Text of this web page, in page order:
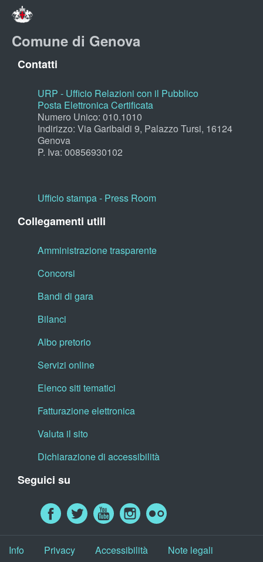
Comune di Genova
Contatti
URP - Ufficio Relazioni con il Pubblico
Posta Elettronica Certificata
Numero Unico: 010.1010
Indirizzo: Via Garibaldi 9, Palazzo Tursi, 16124
Genova
P. Iva: 00856930102
Ufficio stampa - Press Room
Collegamenti utili
Amministrazione trasparente
Concorsi
Bandi di gara
Bilanci
Albo pretorio
Servizi online
Elenco siti tematici
Fatturazione elettronica
Valuta il sito
Dichiarazione di accessibilità
Seguici su
Info Privacy Accessibilità Note legali